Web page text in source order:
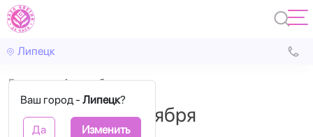
Липецк
Ваш город - Липецк?
Да Изменить
Главная 1 сентября
Букеты на 1 сентября